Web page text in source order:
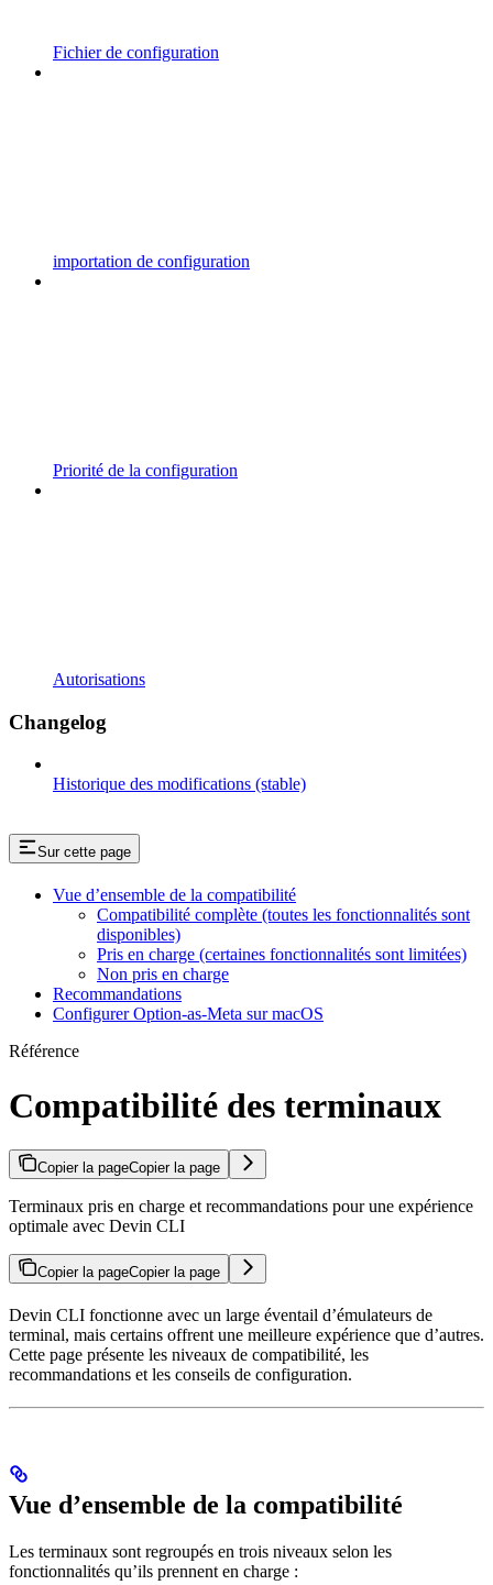
Fichier de configuration
importation de configuration
Priorité de la configuration
Autorisations
Changelog
Historique des modifications (stable)
Sur cette page
Vue d’ensemble de la compatibilité
Compatibilité complète (toutes les fonctionnalités sont
disponibles)
Pris en charge (certaines fonctionnalités sont limitées)
Non pris en charge
Recommandations
Configurer Option-as-Meta sur macOS
Référence
Compatibilité des terminaux
Copier la pageCopier la page
Terminaux pris en charge et recommandations pour une expérience
optimale avec Devin CLI
Copier la pageCopier la page
Devin CLI fonctionne avec un large éventail d’émulateurs de
terminal, mais certains offrent une meilleure expérience que d’autres.
Cette page présente les niveaux de compatibilité, les
recommandations et les conseils de configuration.
Vue d’ensemble de la compatibilité
Les terminaux sont regroupés en trois niveaux selon les
fonctionnalités qu’ils prennent en charge :